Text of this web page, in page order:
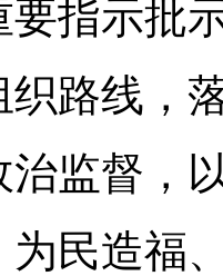
要指示批
织路线，
治监督，
为民造福